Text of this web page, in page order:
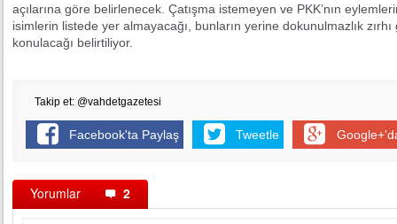
açılarına göre belirlenecek. Çatışma istemeyen ve PKK’nın
isimlerin listede yer almayacağı, bunların yerine dokunulmazlık
konulacağı belirtiliyor.
Takip et: @vahdetgazetesi
Facebook'ta Paylaş Tweetle
Yorumlar 2